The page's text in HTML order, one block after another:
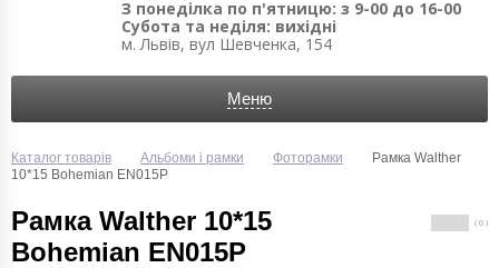
З понеділка по п'ятницю: з 9-00 до 16-00
Субота та неділя: вихідні
м. Львів, вул Шевченка, 154
Меню
Каталог товарів Альбоми і рамки Фоторамки
Рамка Walther
10*15 Bohemian EN015P
Рамка Walther 10*15
Bohemian EN015P
( 0 )